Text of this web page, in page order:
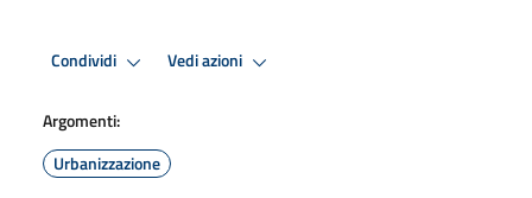
Condividi Vedi azioni
Argomenti:
Urbanizzazione